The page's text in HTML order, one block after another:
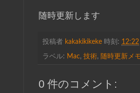
随時更新します
投稿者 kakakikikeke 時刻: 12:22
ラベル: Mac, 技術, 随時更新メ
0 件のコメント: